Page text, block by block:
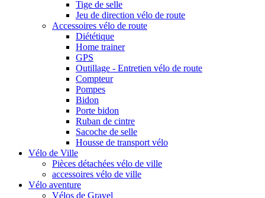
Tige de selle
Jeu de direction vélo de route
Accessoires vélo de route
Diététique
Home trainer
GPS
Outillage - Entretien vélo de route
Compteur
Pompes
Bidon
Porte bidon
Ruban de cintre
Sacoche de selle
Housse de transport vélo
Vélo de Ville
Pièces détachées vélo de ville
accessoires vélo de ville
Vélo aventure
Vélos de Gravel